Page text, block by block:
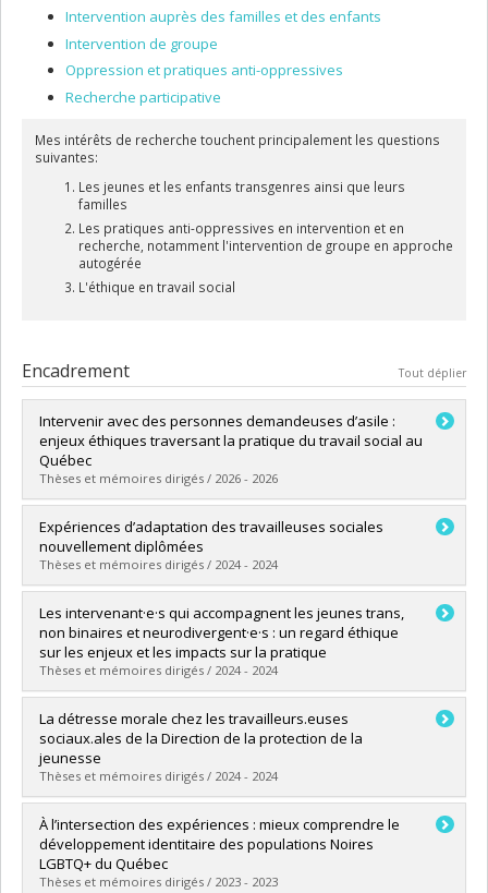
Intervention auprès des familles et des enfants
Intervention de groupe
Oppression et pratiques anti-oppressives
Recherche participative
Mes intérêts de recherche touchent principalement les questions
suivantes:
Les jeunes et les enfants transgenres ainsi que leurs
familles
Les pratiques anti-oppressives en intervention et en
recherche, notamment l'intervention de groupe en approche
autogérée
L'éthique en travail social
Encadrement Tout déplier
Intervenir avec des personnes demandeuses d’asile :
enjeux éthiques traversant la pratique du travail social au
Québec
Thèses et mémoires dirigés / 2026 - 2026
Diplômé(e) :Ethier, Stéphanie
Cycle :Doctorat
Diplôme obtenu :Ph. D.
Lien vers le document dans Papyrus
Expériences d’adaptation des travailleuses sociales
nouvellement diplômées
Thèses et mémoires dirigés / 2024 - 2024
Diplômé(e) :Giroux, Evelyne
Cycle :Maîtrise
Diplôme obtenu :M. Sc.
Lien vers le document dans Papyrus
Les intervenant·e·s qui accompagnent les jeunes trans,
non binaires et neurodivergent·e·s : un regard éthique
sur les enjeux et les impacts sur la pratique
Thèses et mémoires dirigés / 2024 - 2024
Diplômé(e) :Langevin-Jolicoeur, Stéphanie
Cycle :Maîtrise
Diplôme obtenu :
Lien vers le document dans Papyrus
La détresse morale chez les travailleurs.euses
sociaux.ales de la Direction de la protection de la
jeunesse
Thèses et mémoires dirigés / 2024 - 2024
Diplômé(e) :St-Pierre, Charlotte
Cycle :Maîtrise
Diplôme obtenu :M. Sc.
Lien vers le document dans Papyrus
À l’intersection des expériences : mieux comprendre le
développement identitaire des populations Noires
LGBTQ+ du Québec
Thèses et mémoires dirigés / 2023 - 2023